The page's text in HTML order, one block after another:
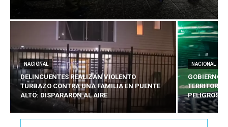
NACIONAL
DELINCUENTES REALIZAN VIOLENTO
TURBAZO CONTRA UNA FAMILIA EN PUENTE
ALTO: DISPARARON AL AIRE
NACIONAL
GOBIERNO
PELIGROSOS